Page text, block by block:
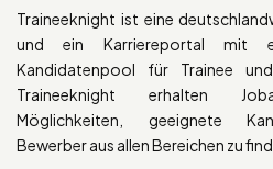
Traineeknight ist eine
und ein Karriereportal mit
Kandidatenpool für Trainee
Traineeknight erhalten
Möglichkeiten, geeignete
Bewerber aus allen Bereichen zu